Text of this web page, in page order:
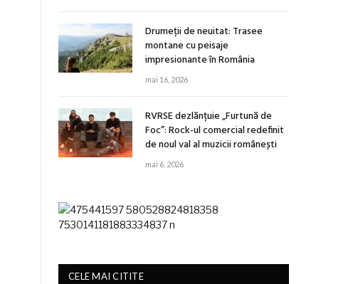
Drumeții de neuitat: Trasee
montane cu peisaje
impresionante în România
mai 16, 2026
RVRSE dezlănțuie „Furtună de
Foc”: Rock-ul comercial redefinit
de noul val al muzicii românești
mai 6, 2026
CELE MAI CITITE